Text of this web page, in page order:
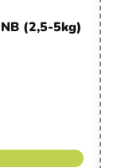
(2,5-5kg)